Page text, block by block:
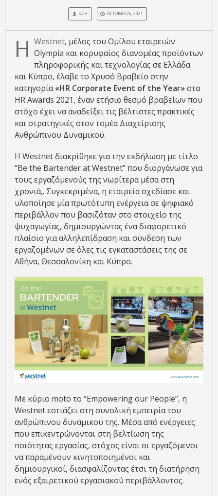
S.CH. OCTOBER 26, 2021
Η Westnet, μέλος του Ομίλου εταιρειών
Olympia και κορυφαίος διανομέας προϊόντων
πληροφορικής και τεχνολογίας σε Ελλάδα
και Κύπρο, έλαβε το Χρυσό Βραβείο στην
κατηγορία«HR Corporate Event of the Year»στα
HR Awards 2021, έναν ετήσιο θεσμό βραβείων που
στόχο έχει να αναδείξει τις βέλτιστες πρακτικές
και στρατηγικές στον τομέα Διαχείρισης
Ανθρώπινου Δυναμικού.
Η Westnet διακρίθηκε για την εκδήλωση με τίτλο
“Be the Bartender at Westnet” που διοργάνωσε για
τους εργαζόμενούς της νωρίτερα μέσα στη
χρονιά,. Συγκεκριμένα, η εταιρεία σχεδίασε και
υλοποίησε μία πρωτότυπη ενέργεια σε ψηφιακό
περιβάλλον που βασιζόταν στο στοιχείο της
ψυχαγωγίας, δημιουργώντας ένα διαφορετικό
πλαίσιο για αλληλεπίδραση και σύνδεση των
εργαζομένων σε όλες τις εγκαταστάσεις της σε
Αθήνα, Θεσσαλονίκη και Κύπρο.
Με κύριο moto το “Empowering our People”, η
Westnet εστιάζει στη συνολική εμπειρία του
ανθρώπινου δυναμικού της. Μέσα από ενέργειες
που επικεντρώνονται στη βελτίωση της
ποιότητας εργασίας, στόχος είναι οι εργαζόμενοι
να παραμένουν κινητοποιημένοι και
δημιουργικοί, διασφαλίζοντας έτσι τη διατήρηση
ενός εξαιρετικού εργασιακού περιβάλλοντος.